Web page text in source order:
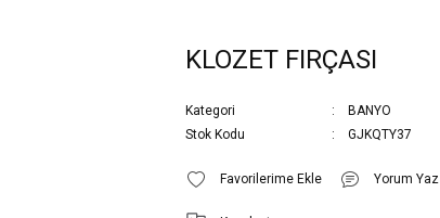
KLOZET FIRÇASI
Kategori
BANYO
Stok Kodu
GJKQTY37
Yorum Yaz